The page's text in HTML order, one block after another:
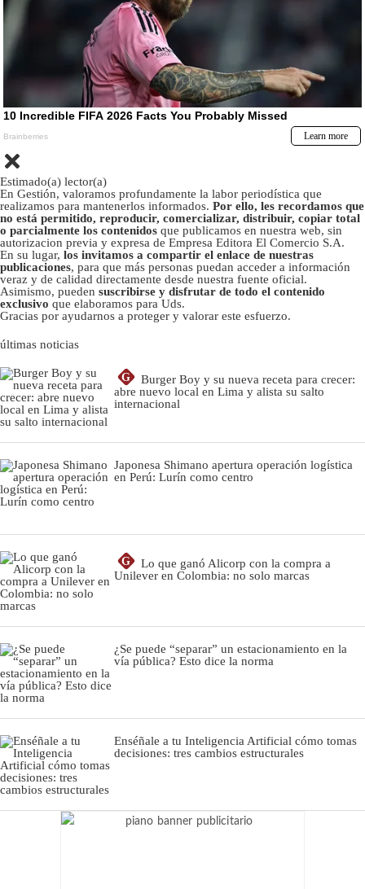
Estimado(a) lector(a)
En Gestión, valoramos profundamente la labor periodística que
realizamos para mantenerlos informados. Por ello, les recordamos que
no está permitido, reproducir, comercializar, distribuir, copiar total
o parcialmente los contenidos que publicamos en nuestra web, sin
autorizacion previa y expresa de Empresa Editora El Comercio S.A.
En su lugar, los invitamos a compartir el enlace de nuestras
publicaciones, para que más personas puedan acceder a información
veraz y de calidad directamente desde nuestra fuente oficial.
Asimismo, pueden suscribirse y disfrutar de todo el contenido
exclusivo que elaboramos para Uds.
Gracias por ayudarnos a proteger y valorar este esfuerzo.
últimas noticias
G
Burger Boy y su nueva receta para crecer:
abre nuevo local en Lima y alista su salto
internacional
Japonesa Shimano apertura operación logística
en Perú: Lurín como centro
G
Lo que ganó Alicorp con la compra a
Unilever en Colombia: no solo marcas
¿Se puede “separar” un estacionamiento en la
vía pública? Esto dice la norma
Enséñale a tu Inteligencia Artificial cómo tomas
decisiones: tres cambios estructurales